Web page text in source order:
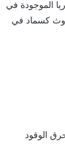
الموجودة في
كسماد في
الوقود